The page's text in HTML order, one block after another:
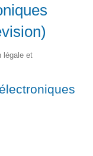
légale et